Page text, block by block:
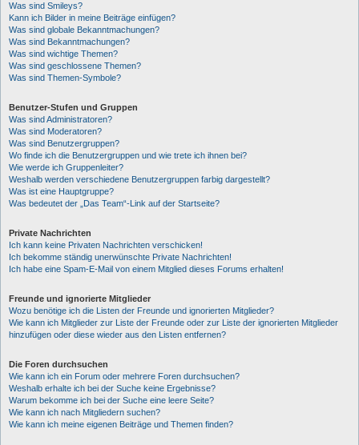
Was sind Smileys?
Kann ich Bilder in meine Beiträge einfügen?
Was sind globale Bekanntmachungen?
Was sind Bekanntmachungen?
Was sind wichtige Themen?
Was sind geschlossene Themen?
Was sind Themen-Symbole?
Benutzer-Stufen und Gruppen
Was sind Administratoren?
Was sind Moderatoren?
Was sind Benutzergruppen?
Wo finde ich die Benutzergruppen und wie trete ich ihnen bei?
Wie werde ich Gruppenleiter?
Weshalb werden verschiedene Benutzergruppen farbig dargestellt?
Was ist eine Hauptgruppe?
Was bedeutet der „Das Team“-Link auf der Startseite?
Private Nachrichten
Ich kann keine Privaten Nachrichten verschicken!
Ich bekomme ständig unerwünschte Private Nachrichten!
Ich habe eine Spam-E-Mail von einem Mitglied dieses Forums erhalten!
Freunde und ignorierte Mitglieder
Wozu benötige ich die Listen der Freunde und ignorierten Mitglieder?
Wie kann ich Mitglieder zur Liste der Freunde oder zur Liste der ignorierten Mitglieder
hinzufügen oder diese wieder aus den Listen entfernen?
Die Foren durchsuchen
Wie kann ich ein Forum oder mehrere Foren durchsuchen?
Weshalb erhalte ich bei der Suche keine Ergebnisse?
Warum bekomme ich bei der Suche eine leere Seite?
Wie kann ich nach Mitgliedern suchen?
Wie kann ich meine eigenen Beiträge und Themen finden?